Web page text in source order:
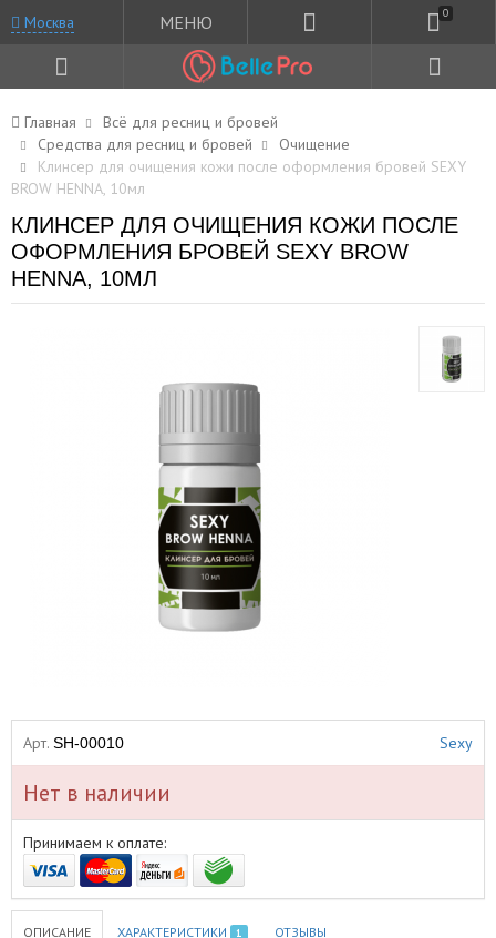
Москва МЕНЮ 0
Главная
Всё для ресниц и бровей
Средства для ресниц и бровей
Очищение
Клинсер для очищения кожи после оформления бровей SEXY
BROW HENNA, 10мл
КЛИНСЕР ДЛЯ ОЧИЩЕНИЯ КОЖИ ПОСЛЕ
ОФОРМЛЕНИЯ БРОВЕЙ SEXY BROW
HENNA, 10МЛ
Арт. SH-00010 Sexy
Нет в наличии
Принимаем к оплате:
ОПИСАНИЕ ХАРАКТЕРИСТИКИ 1 ОТЗЫВЫ